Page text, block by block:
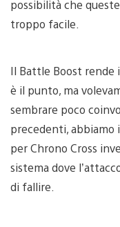
possibilità che
troppo facile.
Il Battle Boost rende
è il punto, ma
sembrare poco
precedenti, abbiamo
per Chrono Cross
sistema dove
di fallire.